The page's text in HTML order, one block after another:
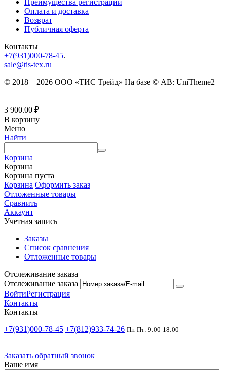
Преимущества регистрации
Оплата и доставка
Возврат
Публичная оферта
Контакты
+7(931)000-78-45.
sale@tis-tex.ru
© 2018 – 2026 ООО «ТИС Трейд» На базе © AB: UniTheme2
3 900.00 ₽
В корзину
Меню
Найти
Корзина
Корзина
Корзина пуста
Корзина Оформить заказ
Отложенные товары
Сравнить
Аккаунт
Учетная запись
Заказы
Список сравнения
Отложенные товары
Отслеживание заказа
Отслеживание заказа
ВойтиРегистрация
Контакты
Контакты
+7(931)000-78-45 +7(812)933-74-26 Пн-Пт: 9:00-18:00
Заказать обратный звонок
Ваше имя